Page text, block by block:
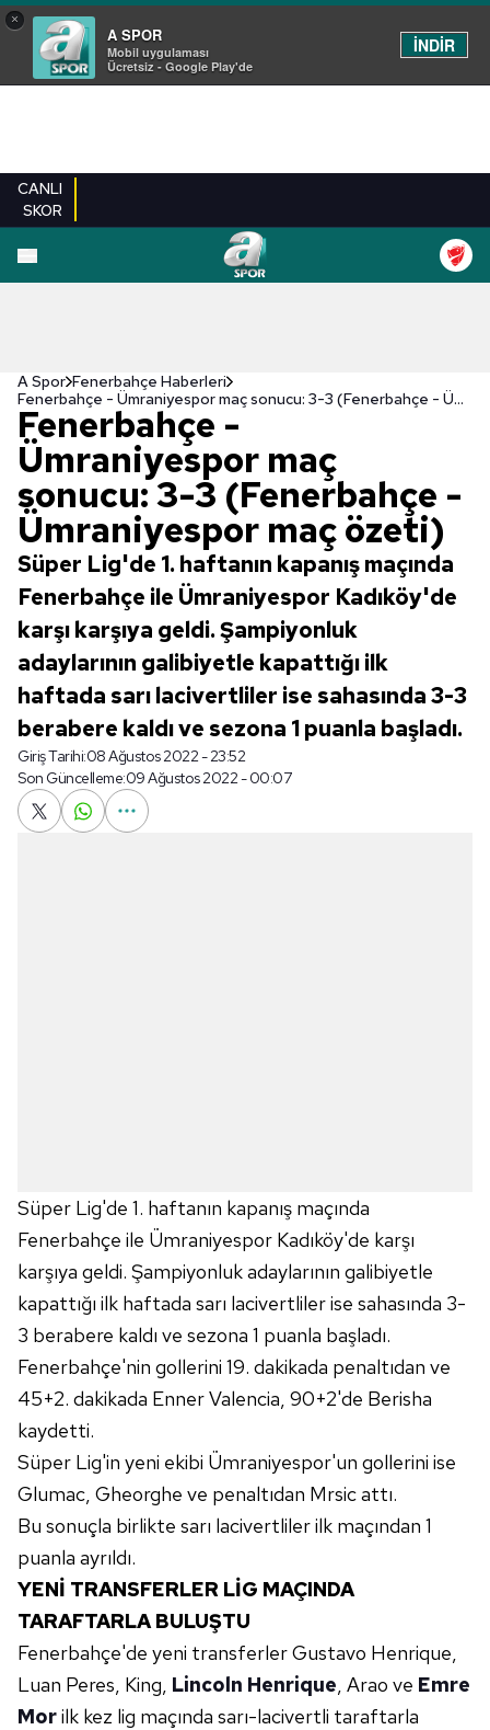
×
A SPOR
Mobil uygulaması
Ücretsiz - Google Play'de
İNDİR
CANLI
SKOR
A Spor Fenerbahçe Haberleri
Fenerbahçe - Ümraniyespor maç sonucu: 3-3 (Fenerbahçe - Ümraniyespor maç özeti)
Fenerbahçe -
Ümraniyespor maç
sonucu: 3-3 (Fenerbahçe -
Ümraniyespor maç özeti)
Süper Lig'de 1. haftanın kapanış maçında
Fenerbahçe ile Ümraniyespor Kadıköy'de
karşı karşıya geldi. Şampiyonluk
adaylarının galibiyetle kapattığı ilk
haftada sarı lacivertliler ise sahasında 3-3
berabere kaldı ve sezona 1 puanla başladı.
Giriş Tarihi:08 Ağustos 2022 - 23:52
Son Güncelleme:09 Ağustos 2022 - 00:07
Süper Lig'de 1. haftanın kapanış maçında
Fenerbahçe ile Ümraniyespor Kadıköy'de karşı
karşıya geldi. Şampiyonluk adaylarının galibiyetle
kapattığı ilk haftada sarı lacivertliler ise sahasında 3-
3 berabere kaldı ve sezona 1 puanla başladı.
Fenerbahçe'nin gollerini 19. dakikada penaltıdan ve
45+2. dakikada Enner Valencia, 90+2'de Berisha
kaydetti.
Süper Lig'in yeni ekibi Ümraniyespor'un gollerini ise
Glumac, Gheorghe ve penaltıdan Mrsic attı.
Bu sonuçla birlikte sarı lacivertliler ilk maçından 1
puanla ayrıldı.
YENİ TRANSFERLER LİG MAÇINDA
TARAFTARLA BULUŞTU
Fenerbahçe'de yeni transferler Gustavo Henrique,
Luan Peres, King, Lincoln Henrique, Arao ve Emre
Morilk kez lig maçında sarı-lacivertli taraftarla